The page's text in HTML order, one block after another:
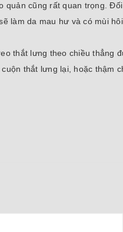
quản cũng rất quan trọng.
làm da mau hư và có mùi
thắt lưng theo chiều
thắt lưng lại, hoặc thậm